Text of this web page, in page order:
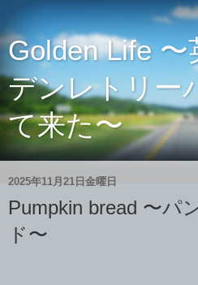
Golden Life
デンレトリー
て来た〜
2025年11月21日金曜日
Pumpkin bread 〜パ
ド〜